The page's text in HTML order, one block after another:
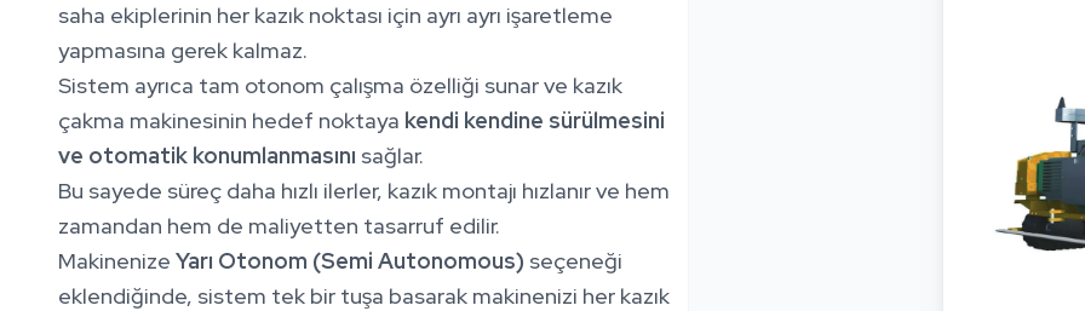
saha ekiplerinin her kazık noktası için ayrı ayrı işaretleme
yapmasına gerek kalmaz.
Sistem ayrıca tam otonom çalışma özelliği sunar ve kazık
çakma makinesinin hedef noktaya kendi kendine sürülmesini
ve otomatik konumlanmasını sağlar.
Bu sayede süreç daha hızlı ilerler, kazık montajı hızlanır ve hem
zamandan hem de maliyetten tasarruf edilir.
Makinenize Yarı Otonom (Semi Autonomous) seçeneği
eklendiğinde, sistem tek bir tuşa basarak makinenizi her kazık